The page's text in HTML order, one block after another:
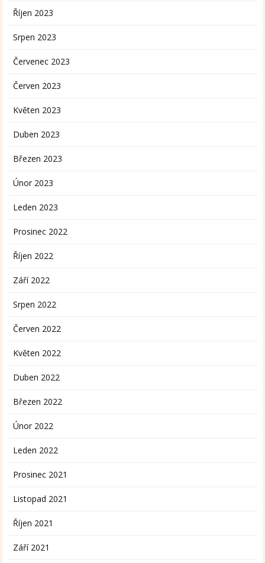
Říjen 2023
Srpen 2023
Červenec 2023
Červen 2023
Květen 2023
Duben 2023
Březen 2023
Únor 2023
Leden 2023
Prosinec 2022
Říjen 2022
Září 2022
Srpen 2022
Červen 2022
Květen 2022
Duben 2022
Březen 2022
Únor 2022
Leden 2022
Prosinec 2021
Listopad 2021
Říjen 2021
Září 2021